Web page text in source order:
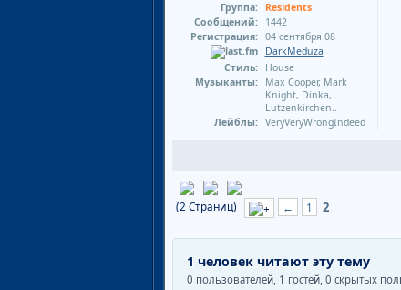
Группа:
Residents
Сообщений:
1442
Регистрация:
04 сентября 08
DarkMeduza
Стиль:
House
Музыканты:
Max Cooper, Mark
Knight, Dinka,
Lutzenkirchen..
Лейблы:
VeryVeryWrongIndeed
(2 Страниц) ← 1 2
1 человек читают эту тему
0 пользователей, 1 гостей, 0 скрытых